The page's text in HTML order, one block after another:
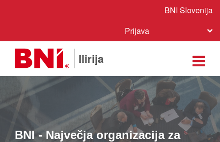
BNI Slovenija
Prijava
Ilirija
BNI - Največja organizacija za